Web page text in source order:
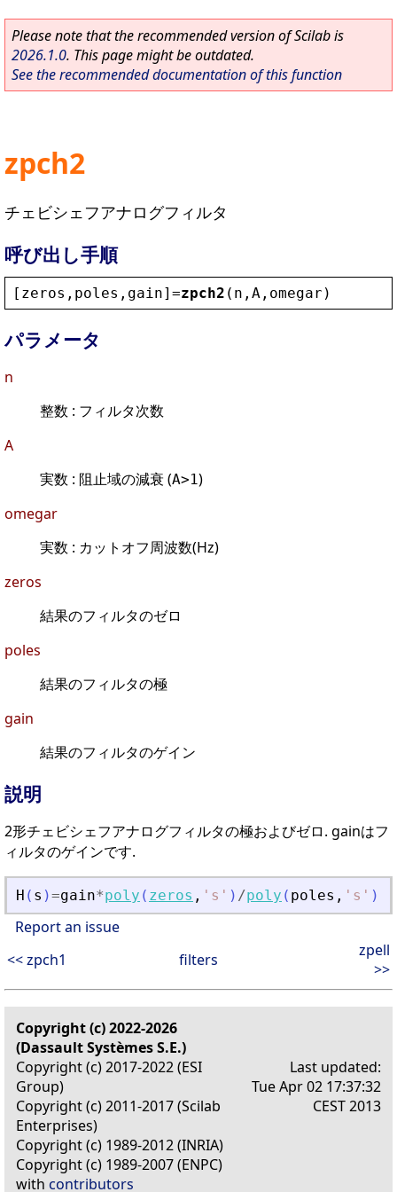
Please note that the recommended version of Scilab is
2026.1.0. This page might be outdated.
See the recommended documentation of this function
zpch2
チェビシェフアナログフィルタ
呼び出し手順
[ zeros , poles , gain]=zpch2 ( n , A , omegar )
パラメータ
n
整数 : フィルタ次数
A
実数 : 阻止域の減衰 (A>1)
omegar
実数 : カットオフ周波数(Hz)
zeros
結果のフィルタのゼロ
poles
結果のフィルタの極
gain
結果のフィルタのゲイン
説明
2形チェビシェフアナログフィルタの極およびゼロ. gainはフ
ィルタのゲインです.
H ( s )=gain*poly ( zeros , ' s ' ) /poly ( poles , ' s ' )
Report an issue
<< zpch1
filters
zpell
>>
Copyright (c) 2022-2026
(Dassault Systèmes S.E.)
Copyright (c) 2017-2022 (ESI
Group)
Copyright (c) 2011-2017 (Scilab
Enterprises)
Copyright (c) 1989-2012 (INRIA)
Copyright (c) 1989-2007 (ENPC)
with contributors
Last updated:
Tue Apr 02 17:37:32
CEST 2013